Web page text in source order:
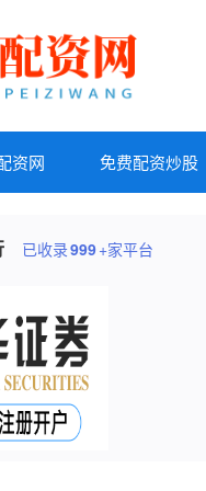
资网 免费配资炒股
已收录999+家平台